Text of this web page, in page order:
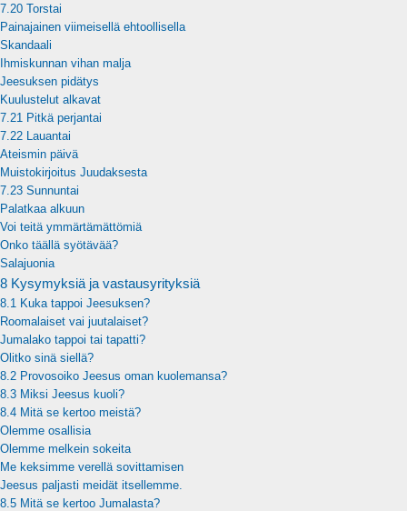
7.20 Torstai
Painajainen viimeisellä ehtoollisella
Skandaali
Ihmiskunnan vihan malja
Jeesuksen pidätys
Kuulustelut alkavat
7.21 Pitkä perjantai
7.22 Lauantai
Ateismin päivä
Muistokirjoitus Juudaksesta
7.23 Sunnuntai
Palatkaa alkuun
Voi teitä ymmärtämättömiä
Onko täällä syötävää?
Salajuonia
8 Kysymyksiä ja vastausyrityksiä
8.1 Kuka tappoi Jeesuksen?
Roomalaiset vai juutalaiset?
Jumalako tappoi tai tapatti?
Olitko sinä siellä?
8.2 Provosoiko Jeesus oman kuolemansa?
8.3 Miksi Jeesus kuoli?
8.4 Mitä se kertoo meistä?
Olemme osallisia
Olemme melkein sokeita
Me keksimme verellä sovittamisen
Jeesus paljasti meidät itsellemme.
8.5 Mitä se kertoo Jumalasta?